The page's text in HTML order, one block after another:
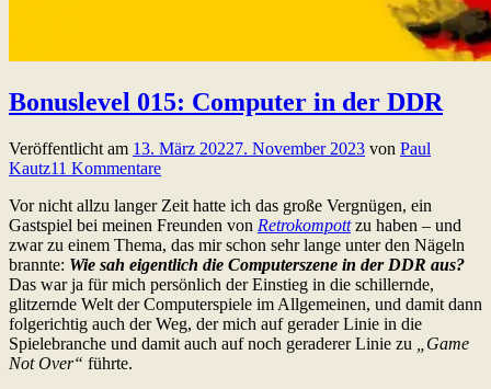
Bonuslevel 015: Computer in der DDR
Veröffentlicht am 13. März 20227. November 2023 von Paul
Kautz11 Kommentare
Vor nicht allzu langer Zeit hatte ich das große Vergnügen, ein
Gastspiel bei meinen Freunden von Retrokompottzu haben – und
zwar zu einem Thema, das mir schon sehr lange unter den Nägeln
brannte: Wie sah eigentlich die Computerszene in der DDR aus?
Das war ja für mich persönlich der Einstieg in die schillernde,
glitzernde Welt der Computerspiele im Allgemeinen, und damit dann
folgerichtig auch der Weg, der mich auf gerader Linie in die
Spielebranche und damit auch auf noch geraderer Linie zu
„Game
Not Over“ führte.